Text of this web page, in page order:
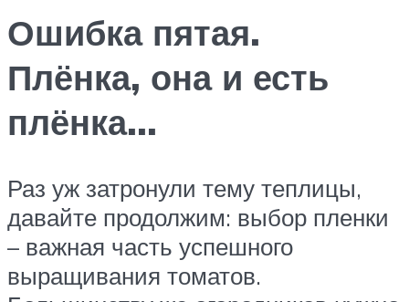
Ошибка пятая.
Плёнка, она и есть
плёнка…
Раз уж затронули тему теплицы,
давайте продолжим: выбор пленки
– важная часть успешного
выращивания томатов.